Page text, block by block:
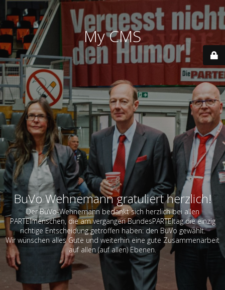
My CMS
BuVo Wehnemann gratuliert herzlich!
Der BuVo-Wehnemann bedankt sich herzlich bei allen
PARTEImenschen, die am vergangen BundesPARTEItag die einzig
richtige Entscheidung getroffen haben: den BuVo gewählt.
Wir wünschen alles Gute und weiterhin eine gute Zusammenarbeit
auf allen (auf allen) Ebenen.